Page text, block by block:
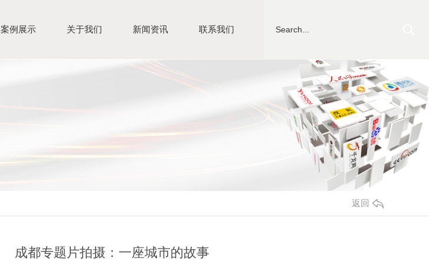
案例展示 关于我们 新闻资讯 联系我们
返回
成都专题片拍摄：一座城市的故事